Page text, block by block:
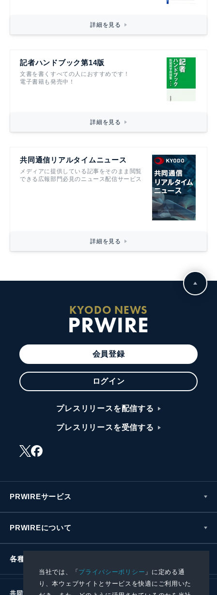
当社では、「プライバシーポリシー 」に定める通
り、本ウェブサイトとサービスを快適にご利用いた
詳細を見る
記者ハンドブック第14版
文書を書くすべての人におすすめです！
電子書籍も発売中！
詳細を見る
共同通信リアルタイムニュース
メディアに提供している記事をそのまま閲覧
できる広報部門必見のニュース配信サービス
詳細を見る
KYODO NEWS
PRWIRE
会員登録
ログイン
プレスリリースを配信する
プレスリリースを受信する
PRWIREサービス
PRWIREについて
各種お問い合わせ
共同通信社グループ